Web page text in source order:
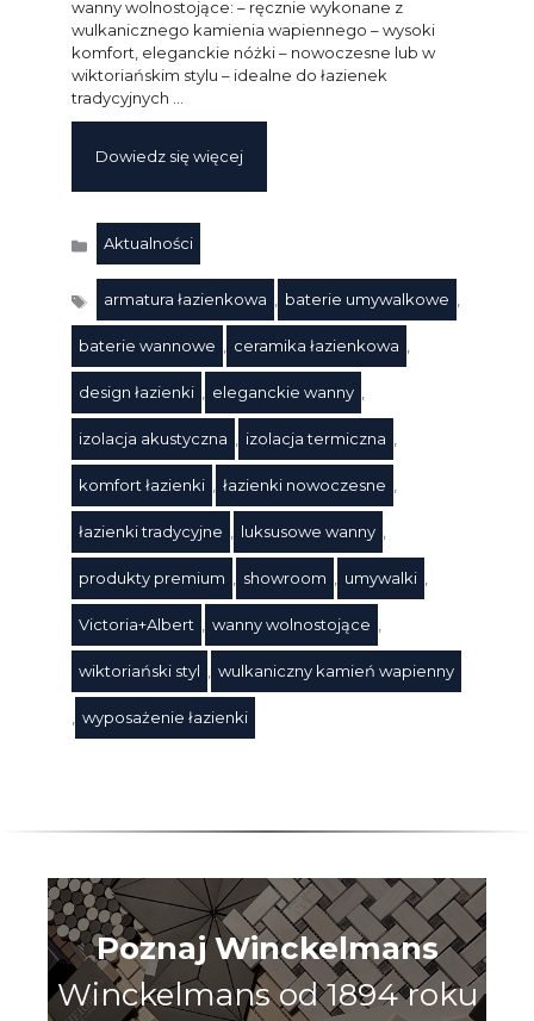
wanny wolnostojące: – ręcznie wykonane z
wulkanicznego kamienia wapiennego – wysoki
komfort, eleganckie nóżki – nowoczesne lub w
wiktoriańskim stylu – idealne do łazienek
tradycyjnych …
Dowiedz się więcej
Kategorie
Aktualności
armatura łazienkowa baterie umywalkowe
baterie wannowe ceramika łazienkowa
design łazienki eleganckie wanny
izolacja akustyczna izolacja termiczna
komfort łazienki łazienki nowoczesne
łazienki tradycyjne luksusowe wanny
produkty premium showroom umywalki
Victoria+Albert wanny wolnostojące
wiktoriański styl wulkaniczny kamień wapienny
wyposażenie łazienki
Poznaj Winckelmans
Winckelmans od 1894 roku